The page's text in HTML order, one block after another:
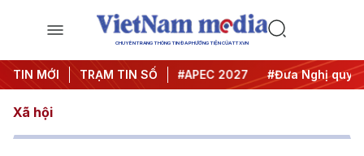
CHUYÊN TRANG THÔNG TIN ĐA PHƯƠNG TIỆN CỦA TTXVN
TIN MỚI TRẠM TIN SỐ
#Hội nghị Trung ương 3 #APEC 2027 #Đưa Nghị quyết
Xã hội